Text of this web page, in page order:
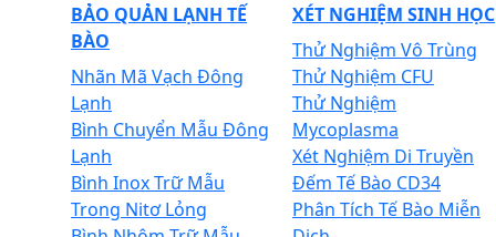
BẢO QUẢN LẠNH TẾ
BÀO
Nhãn Mã Vạch Đông
Lạnh
Bình Chuyển Mẫu Đông
Lạnh
Bình Inox Trữ Mẫu
Trong Nitơ Lỏng
XÉT NGHIỆM SINH HỌC
Thử Nghiệm Vô Trùng
Thử Nghiệm CFU
Thử Nghiệm
Mycoplasma
Xét Nghiệm Di Truyền
Đếm Tế Bào CD34
Phân Tích Tế Bào Miễn